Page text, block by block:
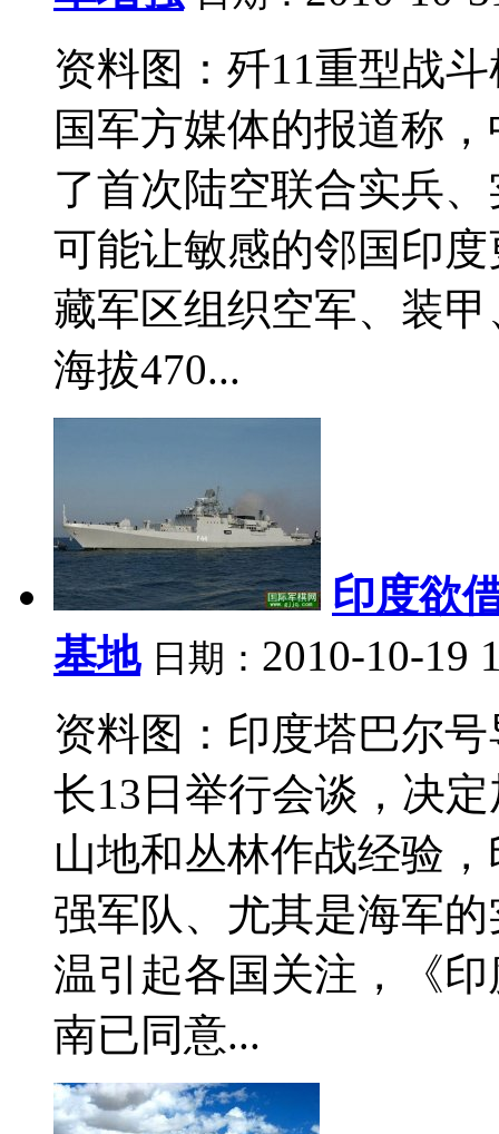
资料图：歼11重型战
国军方媒体的报道称
了首次陆空联合实兵
可能让敏感的邻国印
藏军区组织空军、装
海拔470...
印度欲
基地 日期： 2010-10-19
资料图：印度塔巴尔
长13日举行会谈，决
山地和丛林作战经验
强军队、尤其是海军
温引起各国关注，《
南已同意...